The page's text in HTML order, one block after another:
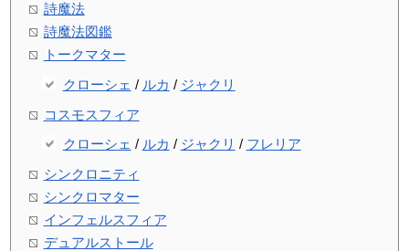
詩魔法
詩魔法図鑑
トークマター
クローシェ / ルカ / ジャクリ
コスモスフィア
クローシェ / ルカ / ジャクリ / フレリア
シンクロニティ
シンクロマター
インフェルスフィア
デュアルストール